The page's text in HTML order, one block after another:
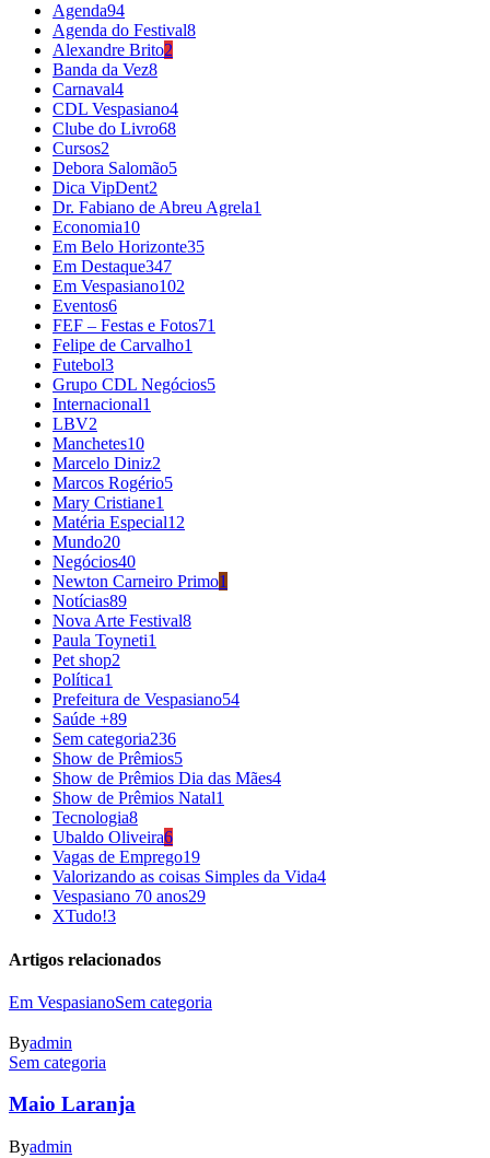
Agenda94
Agenda do Festival8
Alexandre Brito2
Banda da Vez8
Carnaval4
CDL Vespasiano4
Clube do Livro68
Cursos2
Debora Salomão5
Dica VipDent2
Dr. Fabiano de Abreu Agrela1
Economia10
Em Belo Horizonte35
Em Destaque347
Em Vespasiano102
Eventos6
FEF – Festas e Fotos71
Felipe de Carvalho1
Futebol3
Grupo CDL Negócios5
Internacional1
LBV2
Manchetes10
Marcelo Diniz2
Marcos Rogério5
Mary Cristiane1
Matéria Especial12
Mundo20
Negócios40
Newton Carneiro Primo1
Notícias89
Nova Arte Festival8
Paula Toyneti1
Pet shop2
Política1
Prefeitura de Vespasiano54
Saúde +89
Sem categoria236
Show de Prêmios5
Show de Prêmios Dia das Mães4
Show de Prêmios Natal1
Tecnologia8
Ubaldo Oliveira6
Vagas de Emprego19
Valorizando as coisas Simples da Vida4
Vespasiano 70 anos29
XTudo!3
Artigos relacionados
Em VespasianoSem categoria
Byadmin
Sem categoria
Maio Laranja
Byadmin